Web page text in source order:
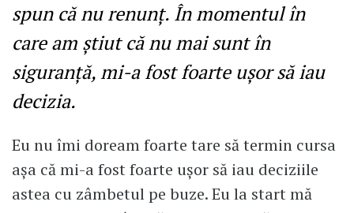
spun că nu renunț. În momentul în
care am știut că nu mai sunt în
siguranță, mi-a fost foarte ușor să iau
decizia.
Eu nu îmi doream foarte tare să termin cursa
așa că mi-a fost foarte ușor să iau deciziile
astea cu zâmbetul pe buze. Eu la start mă